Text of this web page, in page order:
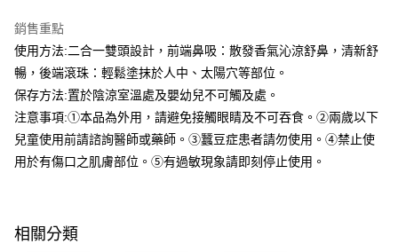
銷售重點
使用方法:二合一雙頭設計，前端鼻吸：散發香氣沁涼舒鼻，清新舒
暢，後端滾珠：輕鬆塗抹於人中、太陽穴等部位。
保存方法:置於陰涼室溫處及嬰幼兒不可觸及處。
注意事項:①本品為外用，請避免接觸眼睛及不可吞食。②兩歲以下
兒童使用前請諮詢醫師或藥師。③蠶豆症患者請勿使用。④禁止使
用於有傷口之肌膚部位。⑤有過敏現象請即刻停止使用。
相關分類